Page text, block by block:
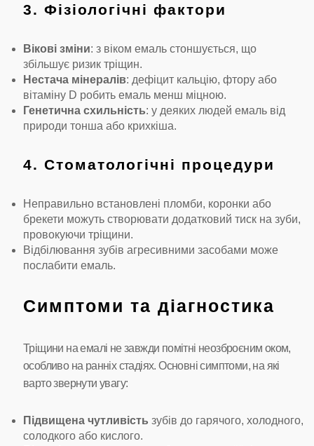
3. Фізіологічні фактори
Вікові зміни: з віком емаль стоншується, що
збільшує ризик тріщин.
Нестача мінералів: дефіцит кальцію, фтору або
вітаміну D робить емаль менш міцною.
Генетична схильність: у деяких людей емаль від
природи тонша або крихкіша.
4. Стоматологічні процедури
Неправильно встановлені пломби, коронки або
брекети можуть створювати додатковий тиск на зуби,
провокуючи тріщини.
Відбілювання зубів агресивними засобами може
послабити емаль.
Симптоми та діагностика
Тріщини на емалі не завжди помітні неозброєним оком,
особливо на ранніх стадіях. Основні симптоми, на які
варто звернути увагу:
Підвищена чутливість зубів до гарячого, холодного,
солодкого або кислого.